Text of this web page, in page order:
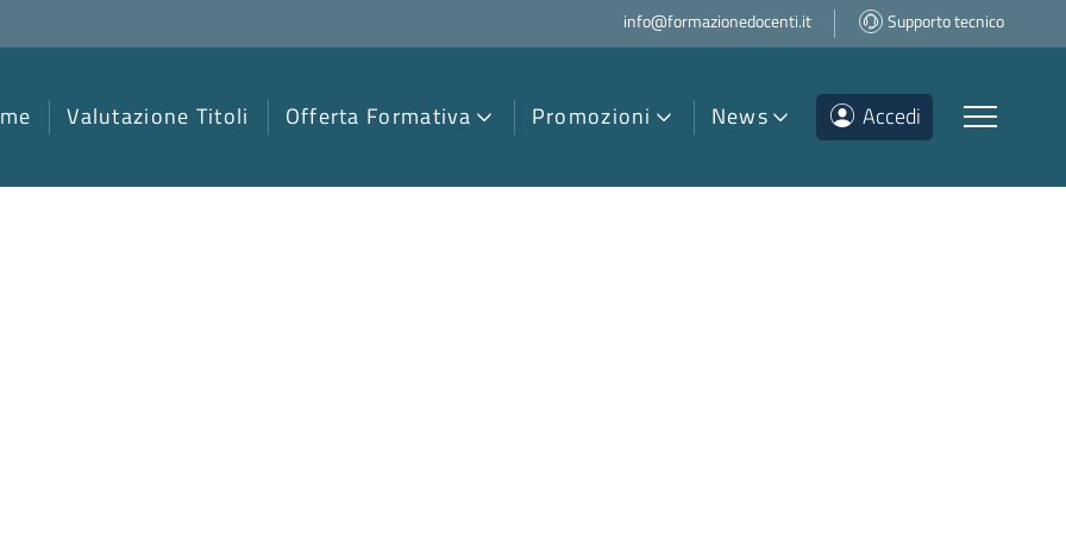
info@formazionedocenti.it Supporto tecnico
Valutazione Titoli Offerta Formativa Promozioni News Accedi